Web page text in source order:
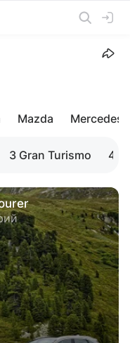
Mazda
3 Gran Turismo 4